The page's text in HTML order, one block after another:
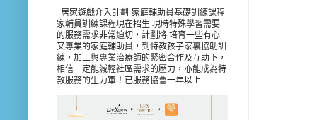
居家遊戲介入計劃-家庭輔助員基礎訓練課程
家輔員訓練課程現在招生 現時特殊學習需要
的服務需求非常迫切，計劃將 培育一些有心
又專業的家庭輔助員，到特教孩子家裏協助訓
練，加上與專業治療師的緊密合作及互助下，
相信一定能減輕社區需求的壓力，亦能成為特
教服務的生力軍！已服務協會一年以上...